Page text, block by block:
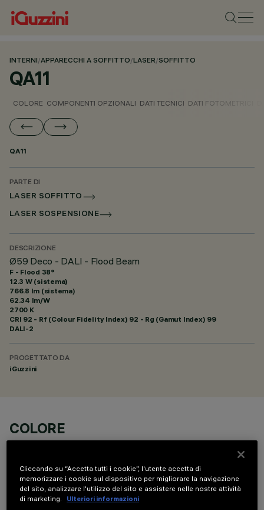
INTERNI/APPARECCHI A SOFFITTO/LASER/SOFFITTO
QA11
COLORE COMPONENTI OPZIONALI DATI TECNICI DATI FOTOMETRICI
QA11
PARTE DI
LASER SOFFITTO
LASER SOSPENSIONE
DESCRIZIONE
Ø59 Deco - DALI - Flood Beam
F - Flood 38°
12.3 W (sistema)
766.8 lm (sistema)
62.34 lm/W
2700 K
CRI 92 - Rf (Colour Fidelity Index) 92 - Rg (Gamut Index) 99
DALI-2
PROGETTATO DA
iGuzzini
COLORE
Cliccando su “Accetta tutti i cookie”, l'utente accetta di
memorizzare i cookie sul dispositivo per migliorare la navigazione
del sito, analizzare l'utilizzo del sito e assistere nelle nostre attività
di marketing.
Ulteriori informazioni